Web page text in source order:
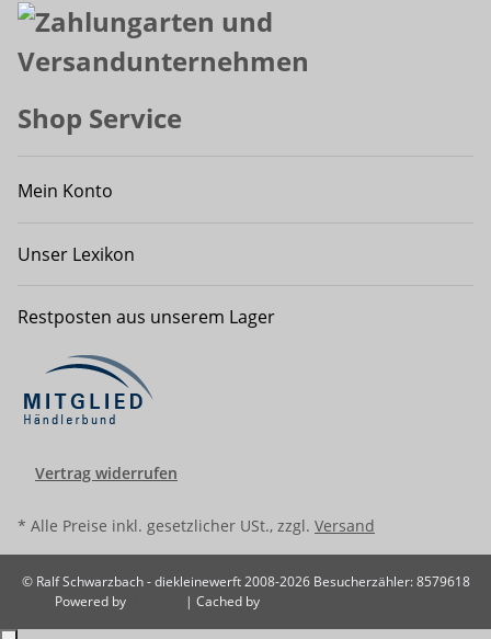
Shop Service
Mein Konto
Unser Lexikon
Restposten aus unserem Lager
Vertrag widerrufen
* Alle Preise inkl. gesetzlicher USt., zzgl. Versand
© Ralf Schwarzbach - diekleinewerft 2008-2026Besucherzähler: 8579618
Powered by
| Cached by